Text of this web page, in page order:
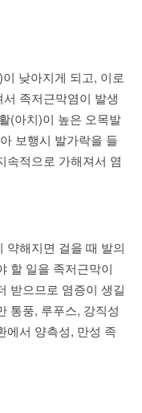
낮아지게 되고, 이로
족저근막염이 발생
(아치)이 높은 오목발
보행시 발가락을 들
속적으로 가해져서 염
약해지면 걸을 때 발의
할 일을 족저근막이
받으므로 염증이 생길
통풍, 루푸스, 강직성
에서 양측성, 만성 족